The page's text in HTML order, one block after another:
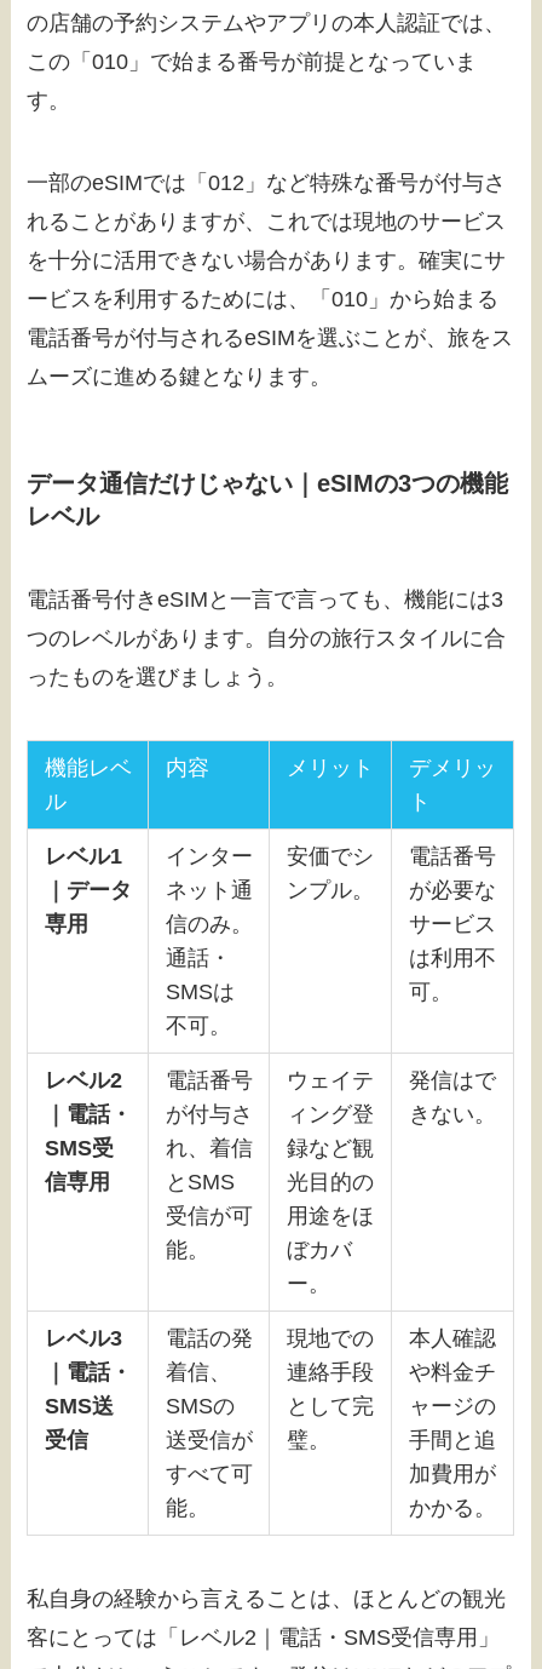
の店舗の予約システムやアプリの本人認証では、
この「010」で始まる番号が前提となっていま
す。
一部のeSIMでは「012」など特殊な番号が付与さ
れることがありますが、これでは現地のサービス
を十分に活用できない場合があります。確実にサ
ービスを利用するためには、「010」から始まる
電話番号が付与されるeSIMを選ぶことが、旅をス
ムーズに進める鍵となります。
データ通信だけじゃない｜eSIMの3つの機能
レベル
電話番号付きeSIMと一言で言っても、機能には3
つのレベルがあります。自分の旅行スタイルに合
ったものを選びましょう。
機能レベ
ル
内容 メリット
デメリッ
ト
レベル1
｜データ
専用
インター
ネット通
信のみ。
通話・
SMSは
不可。
安価でシ
ンプル。
電話番号
が必要な
サービス
は利用不
可。
レベル2
｜電話・
SMS受
信専用
電話番号
が付与さ
れ、着信
とSMS
受信が可
能。
ウェイテ
ィング登
録など観
光目的の
用途をほ
ぼカバ
ー。
発信はで
きない。
レベル3
｜電話・
SMS送
受信
電話の発
着信、
SMSの
送受信が
すべて可
能。
現地での
連絡手段
として完
璧。
本人確認
や料金チ
ャージの
手間と追
加費用が
かかる。
私自身の経験から言えることは、ほとんどの観光
客にとっては「レベル2｜電話・SMS受信専用」